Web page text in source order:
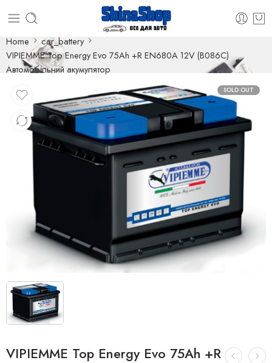
Home
car_battery
VIPIEMME Top Energy Evo 75Ah +R EN680A 12V (B086C)
Автомобільний акумулятор
SOLD OUT
VIPIEMME Top Energy Evo 75Ah +R